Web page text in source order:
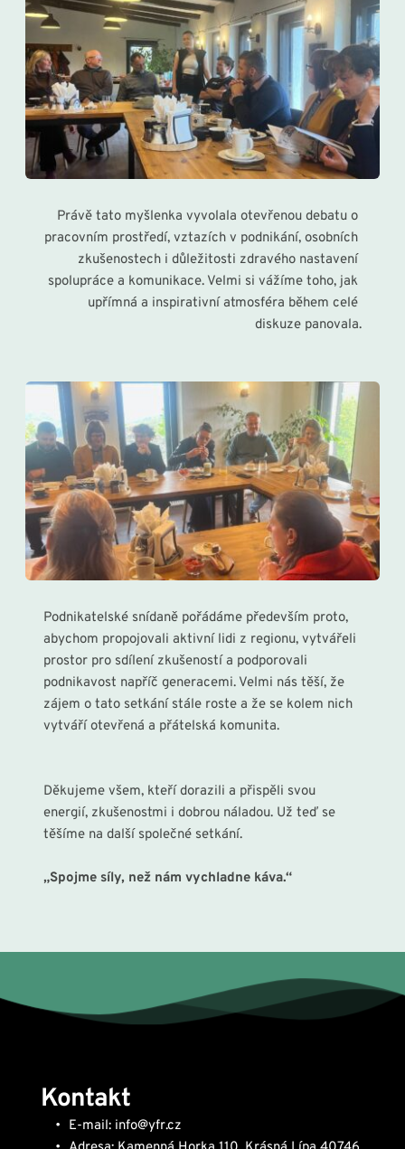
Právě tato myšlenka vyvolala otevřenou debatu o
pracovním prostředí, vztazích v podnikání, osobních
zkušenostech i důležitosti zdravého nastavení
spolupráce a komunikace. Velmi si vážíme toho, jak
upřímná a inspirativní atmosféra během celé
diskuze panovala.
Podnikatelské snídaně pořádáme především proto,
abychom propojovali aktivní lidi z regionu, vytvářeli
prostor pro sdílení zkušeností a podporovali
podnikavost napříč generacemi. Velmi nás těší, že
zájem o tato setkání stále roste a že se kolem nich
vytváří otevřená a přátelská komunita.
Děkujeme všem, kteří dorazili a přispěli svou
energií, zkušenostmi i dobrou náladou. Už teď se
těšíme na další společné setkání.
„Spojme síly, než nám vychladne káva.“
Kontakt
E-mail: info@yfr.cz